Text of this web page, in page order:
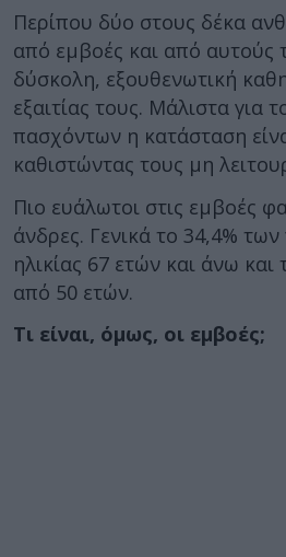
Περίπου δύο στους δέκα
από εμβοές και από αυτούς
δύσκολη, εξουθενωτική
εξαιτίας τους. Μάλιστα για
πασχόντων η κατάσταση
καθιστώντας τους μη
Πιο ευάλωτοι στις εμβοές
άνδρες. Γενικά το 34,4%
ηλικίας 67 ετών και άνω και
από 50 ετών.
Τι είναι, όμως, οι εμβοές;